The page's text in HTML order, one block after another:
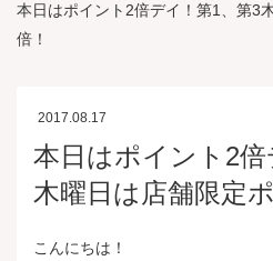
本日はポイント2倍デイ！第1、第3
倍！
2017.08.17
本日はポイント2
木曜日は店舗限定
こんにちは！